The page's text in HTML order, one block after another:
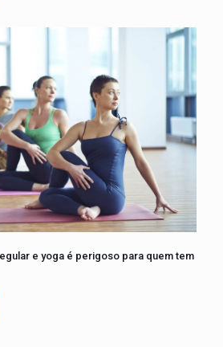
e yoga é perigoso para quem tem